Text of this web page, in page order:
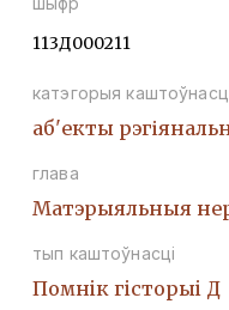
113Д000211
катэгорыя
аб'екты
глава
Матэрыяльныя
тып каштоўнасці
Помнiк гiсторыi Д